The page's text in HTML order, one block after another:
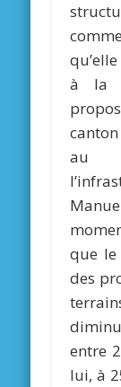
à la
au
que le
des
entre
lui, à